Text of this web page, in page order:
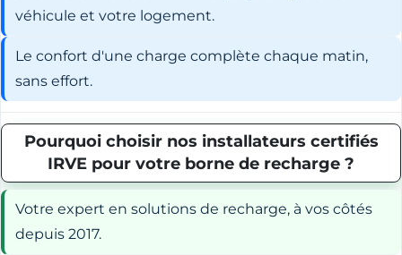
véhicule et votre logement.
Le confort d'une charge complète chaque matin,
sans effort.
Pourquoi choisir nos installateurs certifiés
IRVE pour votre borne de recharge ?
Votre expert en solutions de recharge, à vos côtés
depuis 2017.